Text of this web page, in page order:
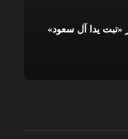
«تبت یدا آل سعود»